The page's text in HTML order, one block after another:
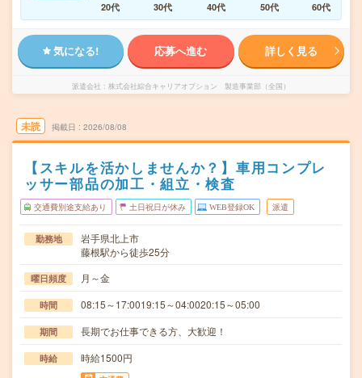
20代
30代 40代 50代 60代
気になる! 応募へ進む 詳しく見る
派遣会社 株式会社綜合キャリアオプション 製造事業部（全国）
未読 掲載日 2026/08/08
【スキルを活かしませんか？】車用コンプレ
ッサー部品の加工・組立・検査
交通費別途支給あり 土日祝日が休み WEB登録OK 派遣
勤務地
岩手県北上市
藤根駅から徒歩25分
曜日頻度 月～金
時間 08:15～17:0019:15～04:0020:15～05:00
期間 長期でお仕事できる方、大歓迎！
時給 時給1500円